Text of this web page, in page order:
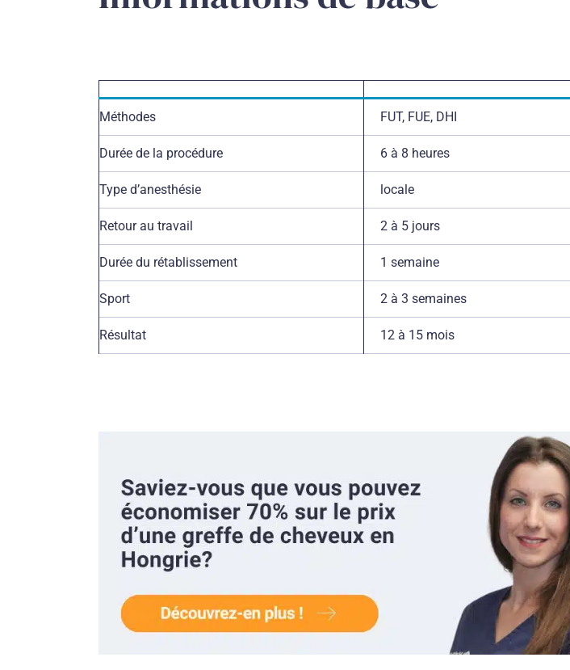
Méthodes FUT, FUE, DHI
Durée de la procédure 6 à 8 heures
Type d’anesthésie locale
Retour au travail 2 à 5 jours
Durée du rétablissement 1 semaine
Sport 2 à 3 semaines
Résultat 12 à 15 mois